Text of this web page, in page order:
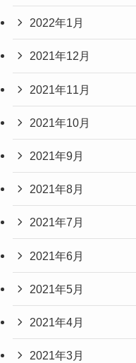
2022年1月
2021年12月
2021年11月
2021年10月
2021年9月
2021年8月
2021年7月
2021年6月
2021年5月
2021年4月
2021年3月